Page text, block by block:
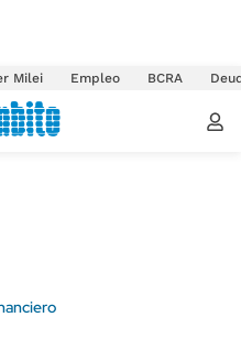
Milei Empleo BCRA